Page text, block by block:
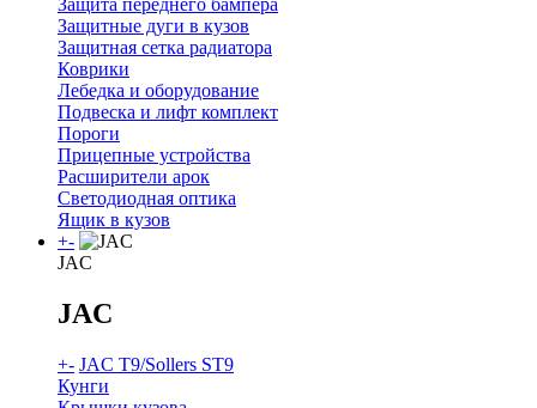
Защита переднего бампера
Защитные дуги в кузов
Защитная сетка радиатора
Коврики
Лебедка и оборудование
Подвеска и лифт комплект
Пороги
Прицепные устройства
Расширители арок
Светодиодная оптика
Ящик в кузов
+-
JAC
JAC
+- JAC T9/Sollers ST9
Кунги